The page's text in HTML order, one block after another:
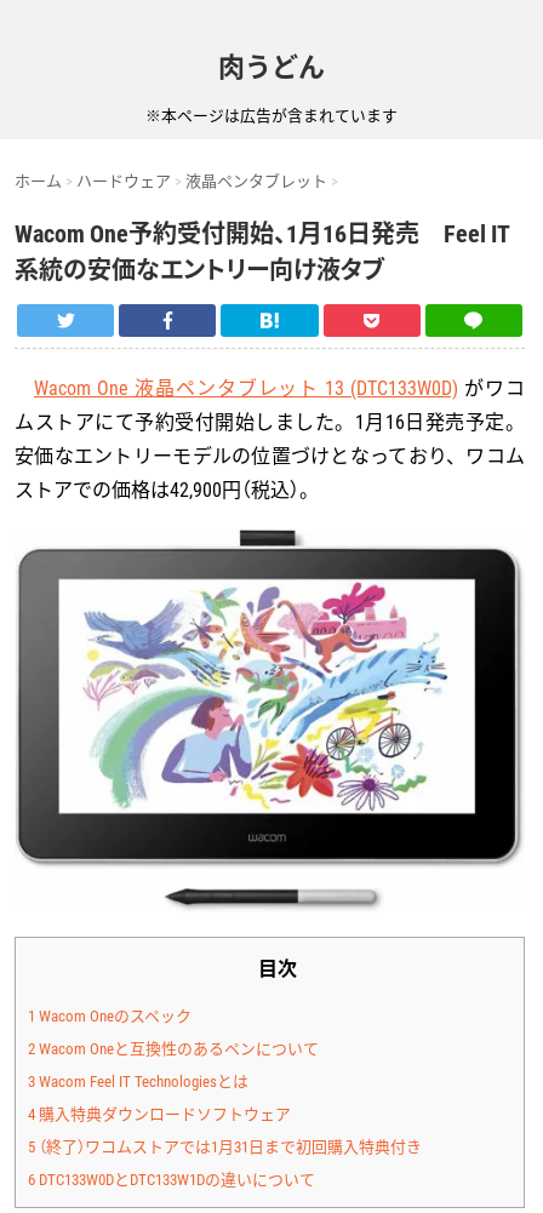
肉うどん
※本ページは広告が含まれています
ホーム ハードウェア 液晶ペンタブレット
Wacom One予約受付開始、1月16日発売 Feel IT
系統の安価なエントリー向け液タブ
Wacom One 液晶ペンタブレット 13 (DTC133W0D) がワコ
ムストアにて予約受付開始しました。1月16日発売予定。
安価なエントリーモデルの位置づけとなっており、ワコム
ストアでの価格は42,900円（税込）。
目次
1 Wacom Oneのスペック
2Wacom Oneと互換性のあるペンについて
3Wacom Feel IT Technologiesとは
4 購入特典ダウンロードソフトウェア
5 （終了）ワコムストアでは1月31日まで初回購入特典付き
6 DTC133W0DとDTC133W1Dの違いについて